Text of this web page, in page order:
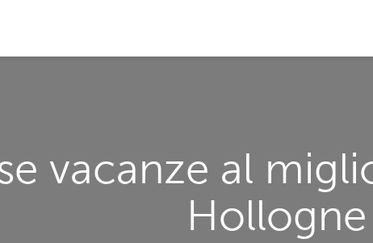
vacanze al
Hollogne